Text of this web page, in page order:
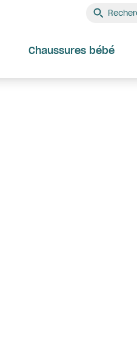
Chaussures bébé